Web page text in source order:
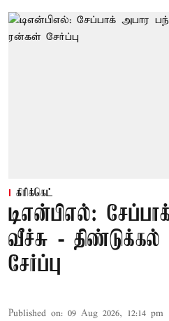
கிரிக்கெட்
டிஎன்பிஎல்:
வீச்சு -
சேர்ப்பு
Published on: 09 Aug 2026, 12:14 pm